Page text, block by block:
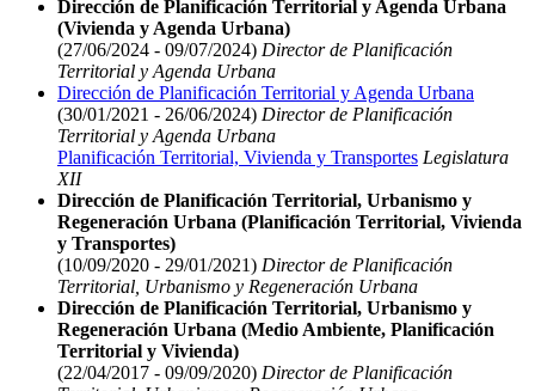
Dirección de Planificación Territorial y Agenda Urbana
(Vivienda y Agenda Urbana)
(27/06/2024 - 09/07/2024) Director de Planificación
Territorial y Agenda Urbana
Dirección de Planificación Territorial y Agenda Urbana
(30/01/2021 - 26/06/2024) Director de Planificación
Territorial y Agenda Urbana
Planificación Territorial, Vivienda y Transportes Legislatura
XII
Dirección de Planificación Territorial, Urbanismo y
Regeneración Urbana (Planificación Territorial, Vivienda
y Transportes)
(10/09/2020 - 29/01/2021) Director de Planificación
Territorial, Urbanismo y Regeneración Urbana
Dirección de Planificación Territorial, Urbanismo y
Regeneración Urbana (Medio Ambiente, Planificación
Territorial y Vivienda)
(22/04/2017 - 09/09/2020) Director de Planificación